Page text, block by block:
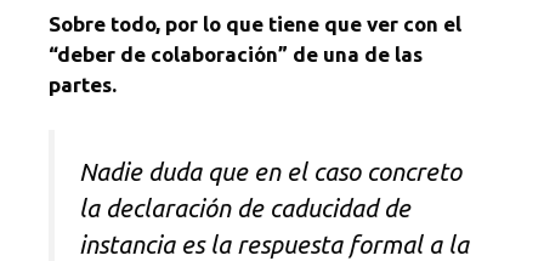
Sobre todo, por lo que tiene que ver con el
“deber de colaboración” de una de las
partes.
Nadie duda que en el caso concreto
la declaración de caducidad de
instancia es la respuesta formal a la